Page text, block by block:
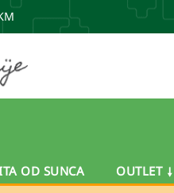
OD SUNCA OUTLET